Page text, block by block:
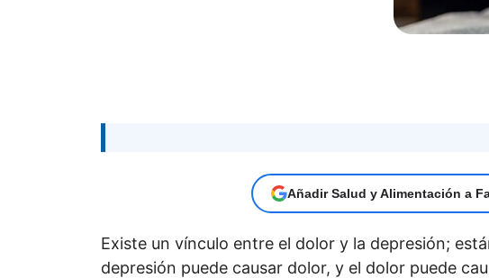
Añadir Salud y Alimentación a
Existe un vínculo entre el dolor y la depresión;
depresión puede causar dolor, y el dolor puede